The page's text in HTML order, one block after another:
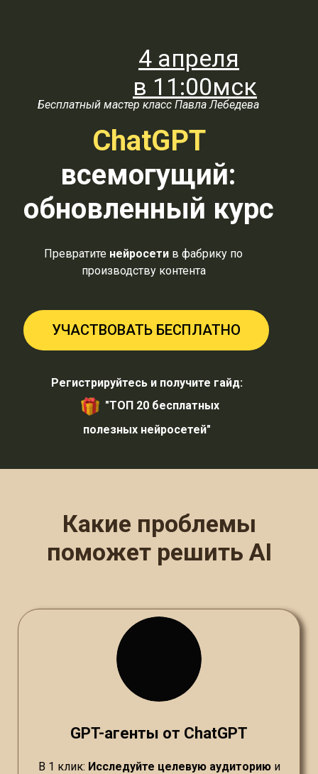
4 апреля
в 11:00мск
Бесплатный мастер класс Павла Лебедева
Регистрируйтесь и получите гайд:
"ТОП 20 бесплатных
полезных нейросетей"
УЧАСТВОВАТЬ БЕСПЛАТНО
Превратите нейросети в фабрику по
производству контента
ChatGPT
всемогущий:
обновленный курс
Какие проблемы
поможет решить AI
GPT-агенты от ChatGPT
В 1 клик: Исследуйте целевую аудиториюи